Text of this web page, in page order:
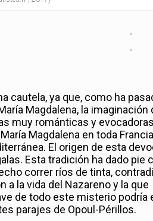
cautela, ya que, como ha
Magdalena, la imaginación
muy románticas y
Magdalena en toda
El origen de esta
Esta tradición ha dado pie
correr ríos de tinta,
a la vida del Nazareno y la que
de todo este misterio podría
parajes de Opoul-Périllos.